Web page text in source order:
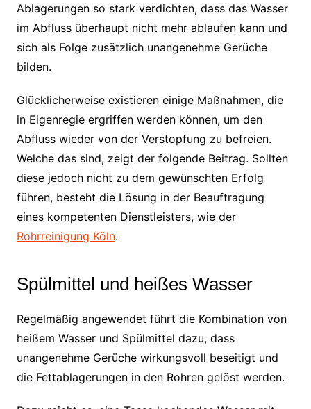
Ablagerungen so stark verdichten, dass das Wasser
im Abfluss überhaupt nicht mehr ablaufen kann und
sich als Folge zusätzlich unangenehme Gerüche
bilden.
Glücklicherweise existieren einige Maßnahmen, die
in Eigenregie ergriffen werden können, um den
Abfluss wieder von der Verstopfung zu befreien.
Welche das sind, zeigt der folgende Beitrag. Sollten
diese jedoch nicht zu dem gewünschten Erfolg
führen, besteht die Lösung in der Beauftragung
eines kompetenten Dienstleisters, wie der
Rohrreinigung Köln.
Spülmittel und heißes Wasser
Regelmäßig angewendet führt die Kombination von
heißem Wasser und Spülmittel dazu, dass
unangenehme Gerüche wirkungsvoll beseitigt und
die Fettablagerungen in den Rohren gelöst werden.